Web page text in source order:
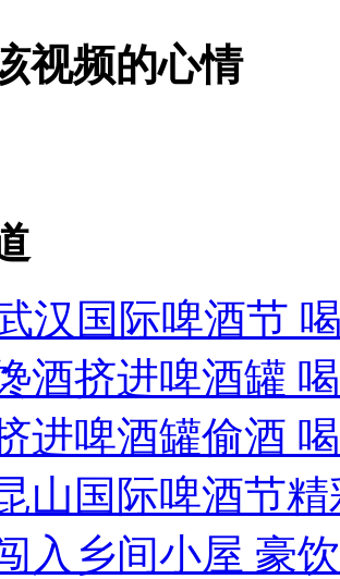
殴打老人 痛下狠手拳打脚踢
安全 医生回应
强权政治霸凌主义
视频的心情
汉国际啤酒节
酒挤进啤酒罐
进啤酒罐偷酒
山国际啤酒节
入乡间小屋 豪